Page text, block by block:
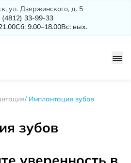
ул. Дзержинского, д. 5
(4812) 33-99-33
Сб: 9.00–18.00Вс: вых.
Имплантация зубов
зубов